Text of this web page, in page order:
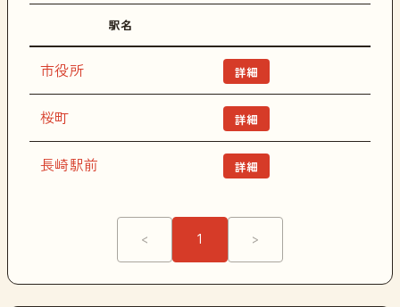
駅名
市役所 詳細
桜町 詳細
長崎駅前 詳細
< 1 >